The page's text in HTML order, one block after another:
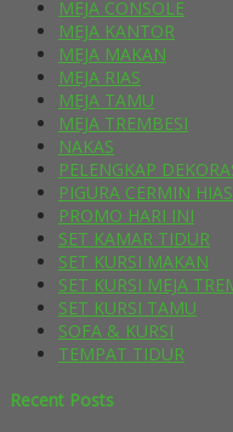
MEJA CONSOLE
MEJA KANTOR
MEJA MAKAN
MEJA RIAS
MEJA TAMU
MEJA TREMBESI
NAKAS
PELENGKAP
PIGURA CERMIN HIAS
PROMO HARI INI
SET KAMAR TIDUR
SET KURSI MAKAN
SET KURSI MEJA
SET KURSI TAMU
SOFA & KURSI
TEMPAT TIDUR
Recent Posts